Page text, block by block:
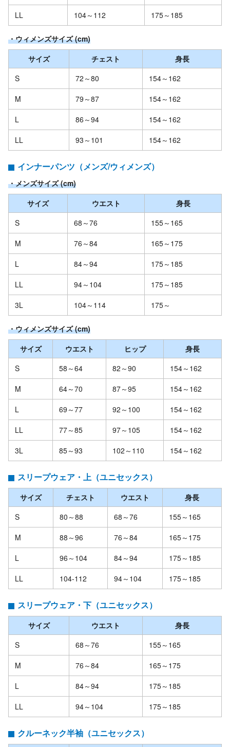
LL 104～112 175～185
・ウィメンズサイズ (cm)
サイズ
チェスト
身長
S
72～80
154～162
M
79～87
154～162
L
86～94
154～162
LL
93～101 154～162
インナーパンツ（メンズ/ウィメンズ）
・メンズサイズ (cm)
サイズ
ウエスト
身長
S
68～76
155～165
M
76～84
165～175
L
84～94
175～185
LL
94～104
175～185
3L
104～114 175～
・ウィメンズサイズ (cm)
サイズ
ウエスト ヒップ
身長
S
58～64 82～90
154～162
M
64～70 87～95
154～162
L
69～77 92～100
154～162
LL
77～85 97～105
154～162
3L
85～93 102～110 154～162
スリープウェア・上（ユニセックス）
サイズ チェスト ウエスト
身長
S
80～88 68～76
155～165
M
88～96 76～84
165～175
L
96～104 84～94
175～185
LL
104-112 94～104 175～185
スリープウェア・下（ユニセックス）
サイズ ウエスト
身長
S
68～76
155～165
M
76～84
165～175
L
84～94
175～185
LL
94～104 175～185
クルーネック半袖（ユニセックス）